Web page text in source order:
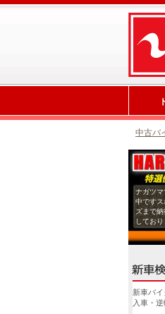
中古バ
ナガツ
中です
ズまで
しており
新車バ
入車・